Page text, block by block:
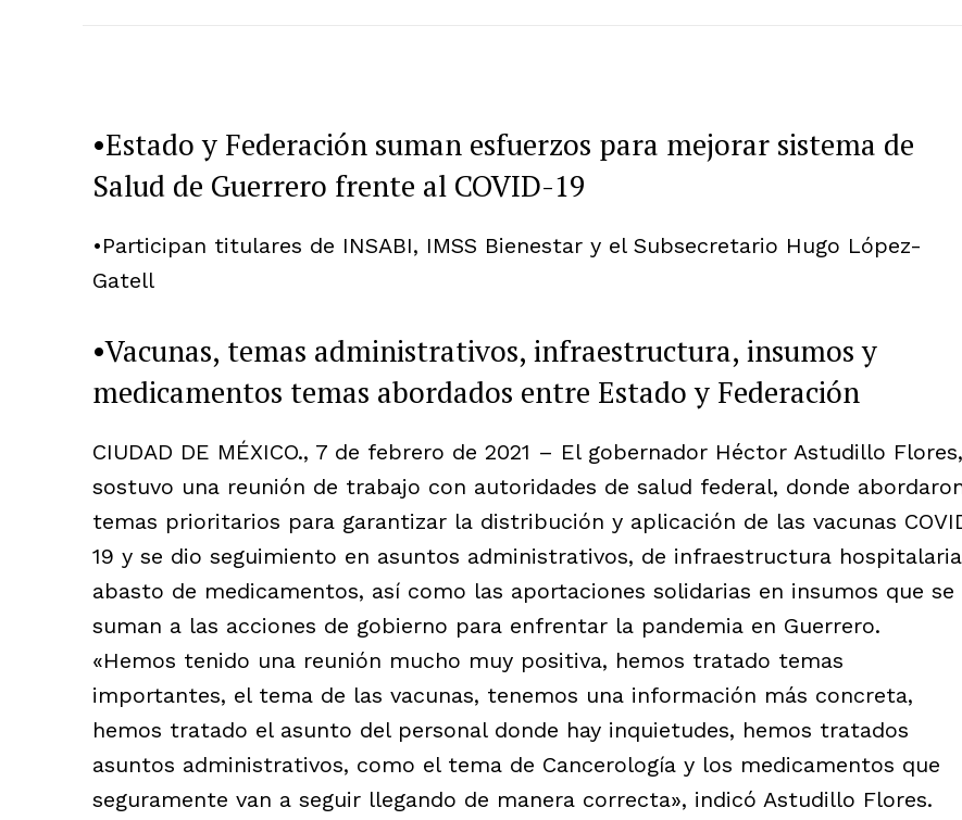
•Estado y Federación suman esfuerzos para mejorar sistema de
Salud de Guerrero frente al COVID-19
•Participan titulares de INSABI, IMSS Bienestar y el Subsecretario Hugo López-
Gatell
•Vacunas, temas administrativos, infraestructura, insumos y
medicamentos temas abordados entre Estado y Federación
CIUDAD DE MÉXICO., 7 de febrero de 2021 – El gobernador Héctor Astudillo Flores,
sostuvo una reunión de trabajo con autoridades de salud federal, donde
temas prioritarios para garantizar la distribución y aplicación de las vacunas
19 y se dio seguimiento en asuntos administrativos, de infraestructura
abasto de medicamentos, así como las aportaciones solidarias en insumos que se
suman a las acciones de gobierno para enfrentar la pandemia en Guerrero.
«Hemos tenido una reunión mucho muy positiva, hemos tratado temas
importantes, el tema de las vacunas, tenemos una información más concreta,
hemos tratado el asunto del personal donde hay inquietudes, hemos tratados
asuntos administrativos, como el tema de Cancerología y los medicamentos que
seguramente van a seguir llegando de manera correcta», indicó Astudillo Flores.